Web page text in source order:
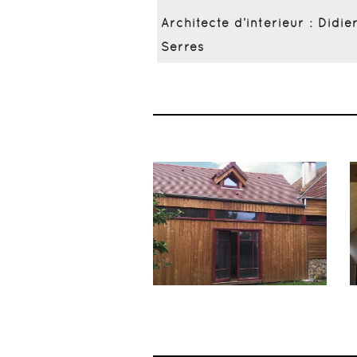
Architecte d’intérieur :
Serres